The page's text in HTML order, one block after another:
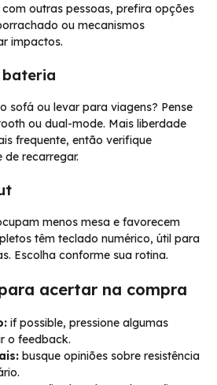
outras pessoas, prefira opções
ou mecanismos
impactos.
bateria
sofá ou levar para viagens? Pense
ou dual-mode. Mais liberdade
frequente, então verifique
recarregar.
menos mesa e favorecem
têm teclado numérico, útil para
Escolha conforme sua rotina.
acertar na compra
if possible, pressione algumas
o feedback.
busque opiniões sobre resistência